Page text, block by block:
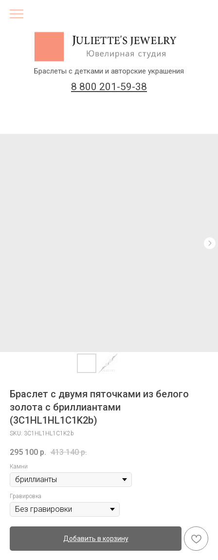
8 800 201-59-38
Браслеты с детками и авторские украшения
Браслет с двумя пяточками из белого
золота с бриллиантами
(3C1HL1HL1C1K2b)
SKU: 3C1HL1HL1C1K2b
295 100 р. 413 140 р.
Камни
Гравировка
Добавить в корзину